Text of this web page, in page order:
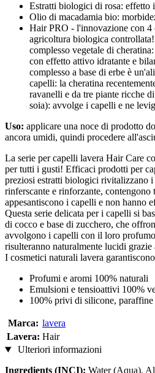
Estratti biologici di rosa: effetto
Olio di macadamia bio:
Hair PRO - l'innovazione con 4
agricoltura biologica
complesso vegetale di
con effetto attivo idratante e
complesso a base di erbe è
capelli: la cheratina
ravanelli e da tre piante ricche
soia): avvolge i capelli e ne
Uso: applicare una noce di prodotto
ancora umidi, quindi procedere
La serie per capelli lavera Hair Care
per tutti i gusti! Efficaci prodotti per
preziosi estratti biologici rivitalizzano
rinferscante e rinforzante,
appesantiscono i capelli e non hanno
Questa serie delicata per i capelli si
di cocco e base di zucchero, che
avvolgono i capelli con il loro
risulteranno naturalmente lucidi
I cosmetici naturali lavera
Profumi e aromi 100% naturali
Emulsioni e tensioattivi 100%
100% privi di silicone,
Marca: lavera
Lavera: Hair
Ulteriori informazioni
Ingredients (INCI): Water (Aqua),